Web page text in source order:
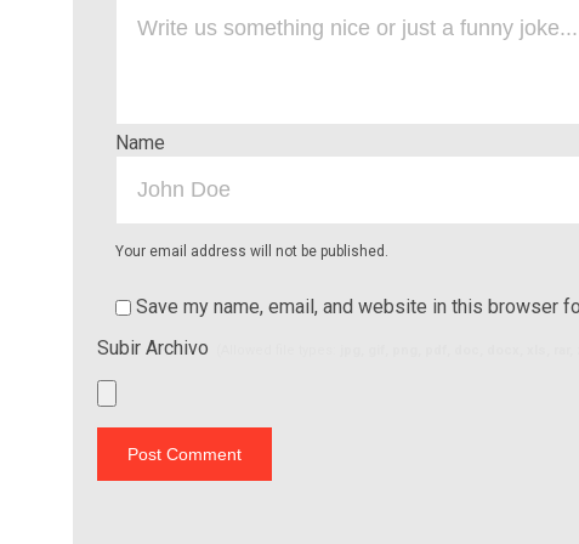
Name
Your email address will not be published.
Save my name, email, and website in this browser
Subir Archivo